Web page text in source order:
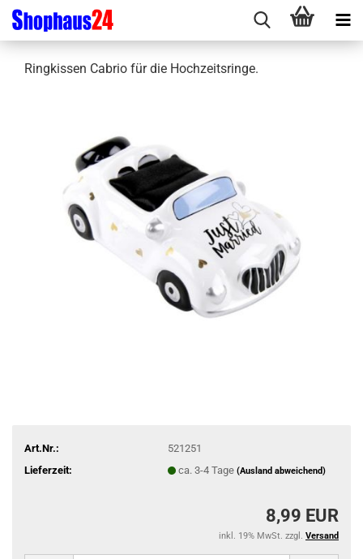
Ringkissen Cabrio für die Hochzeitsringe.
Art.Nr.:
521251
Lieferzeit:
ca. 3-4 Tage (Ausland abweichend)
8,99 EUR
inkl. 19% MwSt. zzgl. Versand